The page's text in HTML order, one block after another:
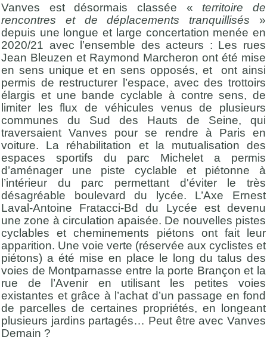
Vanves est désormais classée « territoire de
rencontres et de déplacements tranquillisés »
depuis une longue et large concertation menée en
2020/21 avec l’ensemble des acteurs : Les rues
Jean Bleuzen et Raymond Marcheron ont été mise
en sens unique et en sens opposés, et ont ainsi
permis de restructurer l’espace, avec des trottoirs
élargis et une bande cyclable à contre sens, de
limiter les flux de véhicules venus de plusieurs
communes du Sud des Hauts de Seine, qui
traversaient Vanves pour se rendre à Paris en
voiture. La réhabilitation et la mutualisation des
espaces sportifs du parc Michelet a permis
d’aménager une piste cyclable et piétonne à
l’intérieur du parc permettant d'éviter le très
désagréable boulevard du lycée. L’Axe Ernest
Laval-Antoine Fratacci-Bd du Lycée est devenu
une zone à circulation apaisée. De nouvelles pistes
cyclables et cheminements piétons ont fait leur
apparition. Une voie verte (réservée aux cyclistes et
piétons) a été mise en place le long du talus des
voies de Montparnasse entre la porte Brançon et la
rue de l’Avenir en utilisant les petites voies
existantes et grâce à l’achat d’un passage en fond
de parcelles de certaines propriétés, en longeant
plusieurs jardins partagés… Peut être avec Vanves
Demain ?